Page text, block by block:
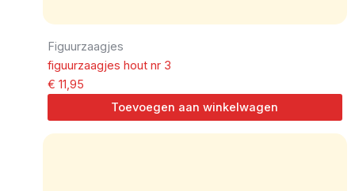
Figuurzaagjes
figuurzaagjes hout nr 3
€ 11,95
Toevoegen aan winkelwagen